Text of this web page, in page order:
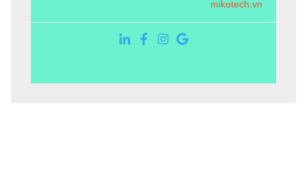
mikotech.vn